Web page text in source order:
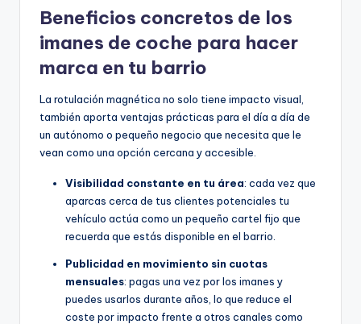
Beneficios concretos de los
imanes de coche para hacer
marca en tu barrio
La rotulación magnética no solo tiene impacto visual,
también aporta ventajas prácticas para el día a día de
un autónomo o pequeño negocio que necesita que le
vean como una opción cercana y accesible.
Visibilidad constante en tu área: cada vez que
aparcas cerca de tus clientes potenciales tu
vehículo actúa como un pequeño cartel fijo que
recuerda que estás disponible en el barrio.
Publicidad en movimiento sin cuotas
mensuales: pagas una vez por los imanes y
puedes usarlos durante años, lo que reduce el
coste por impacto frente a otros canales como